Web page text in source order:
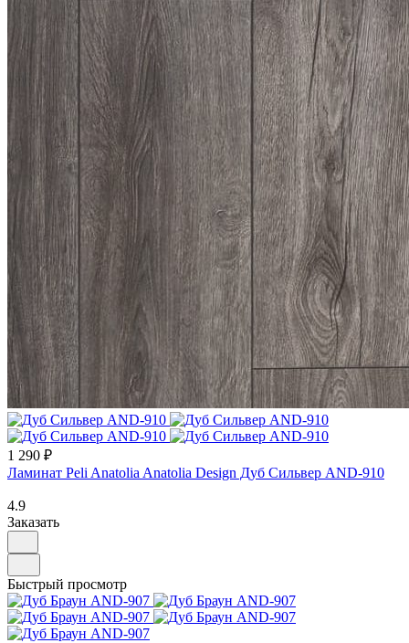
1 290 ₽
Ламинат Peli Anatolia Anatolia Design Дуб Сильвер AND-910
4.9
Заказать
Быстрый просмотр